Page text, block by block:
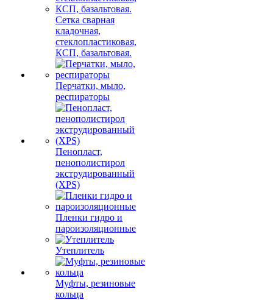
Сетка сварная
кладочная,
стеклопластиковая,
КСП, базальтовая.
Перчатки, мыло,
респираторы
Пенопласт,
пенополистирол
экструдированный
(XPS)
Пленки гидро и
пароизоляционные
Утеплитель
Муфты, резиновые
кольца